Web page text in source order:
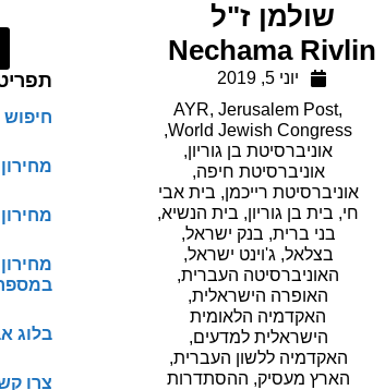
שולמן ז"ל
Nechama Rivlin
יוני 5, 2019
AYR,Jerusalem Post,
World Jewish Congress
,
אוניברסיטת בן גוריון,
אוניברסיטת חיפה,
אוניברסיטת רייכמן, בית אבי
חי, בית בן גוריון, בית הנשיא,
בני ברית, בנק ישראל,
בצלאל,ג'וינט ישראל,
האוניברסיטה העברית,
האופרה הישראלית,
האקדמיה הלאומית
הישראלית למדעים,
האקדמיה ללשון העברית,
הארץ מעסיק, ההסתדרות
חיפוש
במספר
בלוג
צרו